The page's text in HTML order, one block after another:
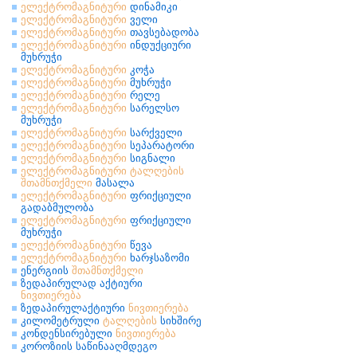
ელექტრომაგნიტური დინამიკი
ელექტრომაგნიტური ველი
ელექტრომაგნიტური თავსებადობა
ელექტრომაგნიტური ინდუქციური
მუხრუჭი
ელექტრომაგნიტური კოჭა
ელექტრომაგნიტური მუხრუჭი
ელექტრომაგნიტური რელე
ელექტრომაგნიტური სარელსო
მუხრუჭი
ელექტრომაგნიტური სარქველი
ელექტრომაგნიტური სეპარატორი
ელექტრომაგნიტური სიგნალი
ელექტრომაგნიტური ტალღების
შთამნთქმელი მასალა
ელექტრომაგნიტური ფრიქციული
გადაბმულობა
ელექტრომაგნიტური ფრიქციული
მუხრუჭი
ელექტრომაგნიტური წევა
ელექტრომაგნიტური ხარჯსაზომი
ენერგიის შთამნთქმელი
ზედაპირულად აქტიური
ნივთიერება
ზედაპირულაქტიური ნივთიერება
კილომეტრული ტალღების სიხშირე
კონდენსირებული ნივთიერება
კოროზიის საწინააღმდეგო